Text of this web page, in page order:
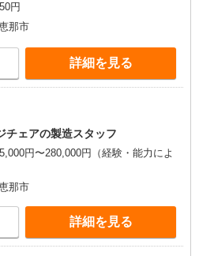
円
那市
詳細を見る
チェアの製造スタッフ
円〜280,000円（経験・能力によ
那市
詳細を見る